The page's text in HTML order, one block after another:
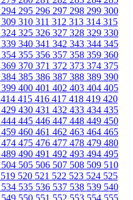
294 295 296 297 298 299 300
309 310 311 312 313 314 315
324 325 326 327 328 329 330
339 340 341 342 343 344 345
354 355 356 357 358 359 360
369 370 371 372 373 374 375
384 385 386 387 388 389 390
399 400 401 402 403 404 405
414 415 416 417 418 419 420
429 430 431 432 433 434 435
444 445 446 447 448 449 450
459 460 461 462 463 464 465
474 475 476 477 478 479 480
489 490 491 492 493 494 495
504 505 506 507 508 509 510
519 520 521 522 523 524 525
534 535 536 537 538 539 540
549 550 551 552 553 554 555